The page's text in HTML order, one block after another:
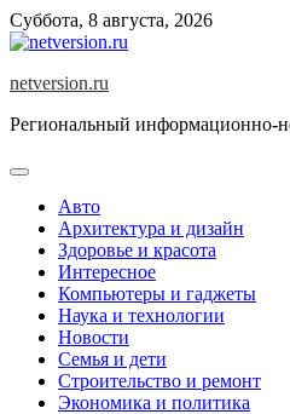
Skip
to
Суббота, 8 августа, 2026
netversion.ru
Региональный информационно-
Авто
Архитектура и дизайн
Здоровье и красота
Интересное
Компьютеры и гаджеты
Наука и технологии
Новости
Семья и дети
Строительство и ремонт
Экономика и политика